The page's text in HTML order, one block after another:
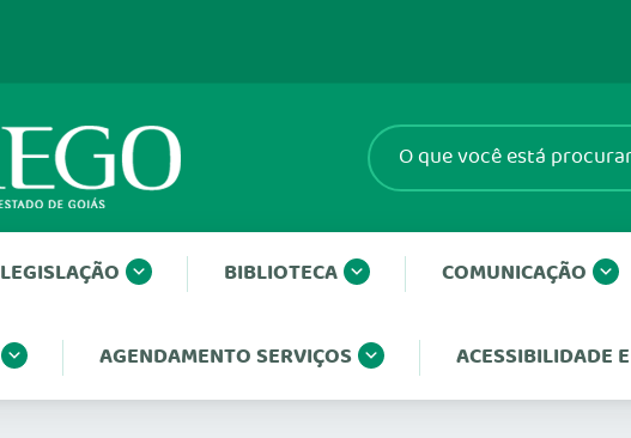
LEGISLAÇÃO BIBLIOTECA COMUNICAÇÃO
AGENDAMENTO SERVIÇOS ACESSIBILIDADE